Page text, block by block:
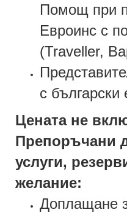
Помощ при
Евроинс с
(Traveller,
с български
Цената не
Препоръчани
услуги,
желание:
Доплащане